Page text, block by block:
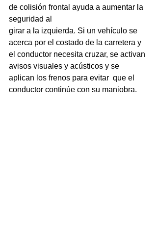
de colisión frontal ayuda a aumentar la
seguridad al
girar a la izquierda. Si un vehículo se
acerca por el costado de la carretera y
el conductor necesita cruzar, se activan
avisos visuales y acústicos y se
aplican los frenos para evitar  que el
conductor continúe con su maniobra.